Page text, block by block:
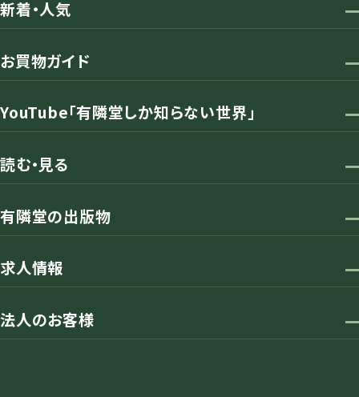
新着・人気
お買物ガイド
YouTube「有隣堂しか知らない世界」
読む・見る
有隣堂の出版物
求人情報
法人のお客様